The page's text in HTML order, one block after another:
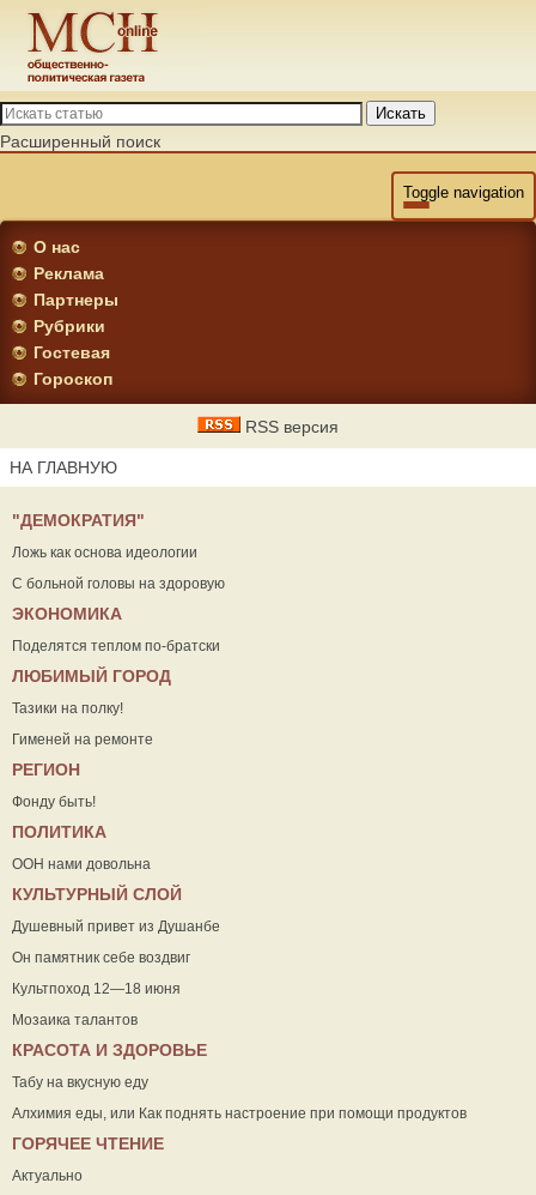
Искать
Расширенный поиск
Toggle navigation
О нас
Реклама
Партнеры
Рубрики
Гостевая
Гороскоп
RSS версия
НА ГЛАВНУЮ
"ДЕМОКРАТИЯ"
Ложь как основа идеологии
С больной головы на здоровую
ЭКОНОМИКА
Поделятся теплом по-братски
ЛЮБИМЫЙ ГОРОД
Тазики на полку!
Гименей на ремонте
РЕГИОН
Фонду быть!
ПОЛИТИКА
ООН нами довольна
КУЛЬТУРНЫЙ СЛОЙ
Душевный привет из Душанбе
Он памятник себе воздвиг
Культпоход 12—18 июня
Мозаика талантов
КРАСОТА И ЗДОРОВЬЕ
Табу на вкусную еду
Алхимия еды, или Как поднять настроение при помощи продуктов
ГОРЯЧЕЕ ЧТЕНИЕ
Актуально